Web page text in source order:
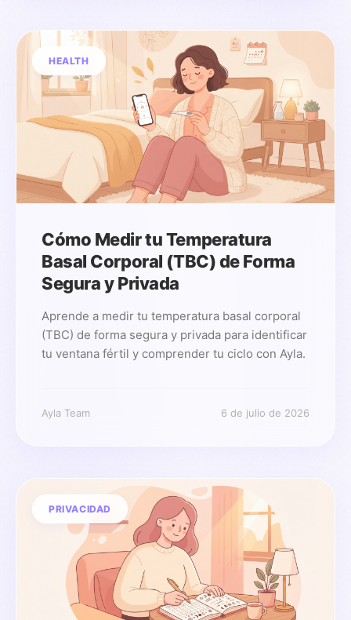
HEALTH
Cómo Medir tu Temperatura
Basal Corporal (TBC) de Forma
Segura y Privada
Aprende a medir tu temperatura basal corporal
(TBC) de forma segura y privada para identificar
tu ventana fértil y comprender tu ciclo con Ayla.
Ayla Team 6 de julio de 2026
PRIVACIDAD